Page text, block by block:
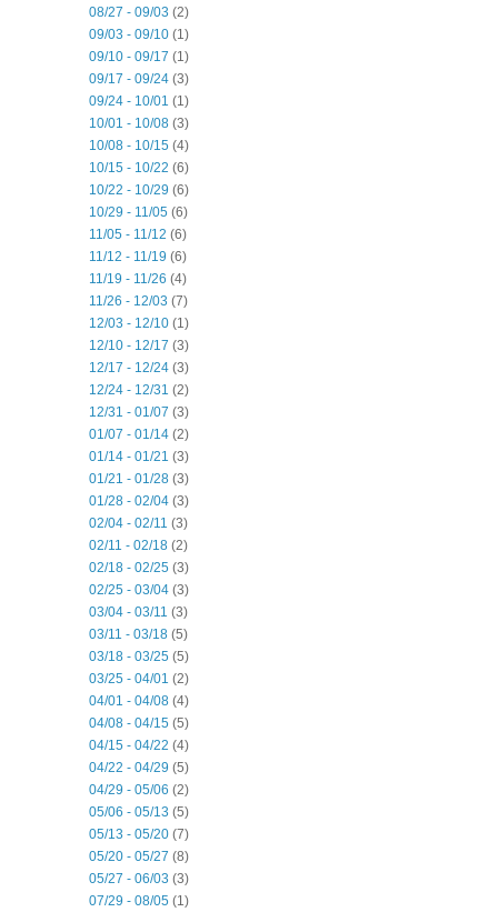
08/27 - 09/03 (2)
09/03 - 09/10 (1)
09/10 - 09/17 (1)
09/17 - 09/24 (3)
09/24 - 10/01 (1)
10/01 - 10/08 (3)
10/08 - 10/15 (4)
10/15 - 10/22 (6)
10/22 - 10/29 (6)
10/29 - 11/05 (6)
11/05 - 11/12 (6)
11/12 - 11/19 (6)
11/19 - 11/26 (4)
11/26 - 12/03 (7)
12/03 - 12/10 (1)
12/10 - 12/17 (3)
12/17 - 12/24 (3)
12/24 - 12/31 (2)
12/31 - 01/07 (3)
01/07 - 01/14 (2)
01/14 - 01/21 (3)
01/21 - 01/28 (3)
01/28 - 02/04 (3)
02/04 - 02/11 (3)
02/11 - 02/18 (2)
02/18 - 02/25 (3)
02/25 - 03/04 (3)
03/04 - 03/11 (3)
03/11 - 03/18 (5)
03/18 - 03/25 (5)
03/25 - 04/01 (2)
04/01 - 04/08 (4)
04/08 - 04/15 (5)
04/15 - 04/22 (4)
04/22 - 04/29 (5)
04/29 - 05/06 (2)
05/06 - 05/13 (5)
05/13 - 05/20 (7)
05/20 - 05/27 (8)
05/27 - 06/03 (3)
07/29 - 08/05 (1)